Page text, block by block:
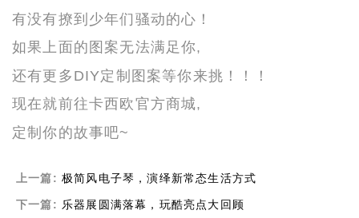
有没有撩到少年们骚动的心！
如果上面的图案无法满足你,
还有更多DIY定制图案等你来挑！！！
现在就前往卡西欧官方商城,
定制你的故事吧~
上一篇: 极简风电子琴，演绎新常态生活方式
下一篇: 乐器展圆满落幕，玩酷亮点大回顾